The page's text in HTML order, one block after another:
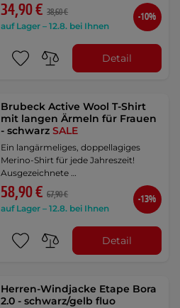
34,90 € 38,60 €
auf Lager – 12.8. bei Ihnen
-10%
Detail
Brubeck Active Wool T-Shirt
mit langen Ärmeln für Frauen
- schwarzSALE
Ein langärmeliges, doppellagiges
Merino-Shirt für jede Jahreszeit!
Ausgezeichnete …
58,90 € 67,90 €
auf Lager – 12.8. bei Ihnen
-13%
Detail
Herren-Windjacke Etape Bora
2.0 - schwarz/gelb fluo